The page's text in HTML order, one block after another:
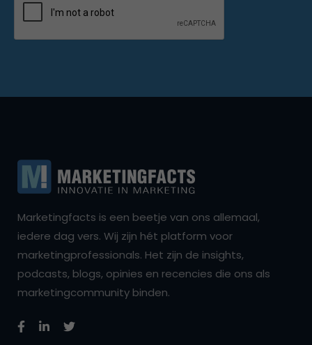
Marketingfacts is een beetje van ons allemaal,
iedere dag vers. Wij zijn hét platform voor
marketingprofessionals. Het zijn de insights,
podcasts, blogs, opinies en recencies die ons als
marketingcommunity binden.